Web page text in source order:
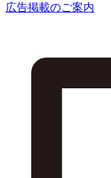
広告掲載のご案内